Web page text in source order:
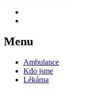
Menu
Ambulance
Kdo jsme
Lékárna